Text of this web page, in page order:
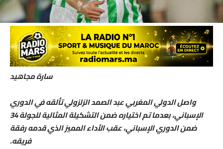
سارة مجاهيد
واصل الدولي المغربي عبد الصمد الزلزولي تألقه في الدوري
الإسباني، بعدما تم اختياره ضمن التشكيلة المثالية للجولة 34
ضمن الدوري الإسباني، عقب الأداء المميز الذي قدمه رفقة
فريقه.